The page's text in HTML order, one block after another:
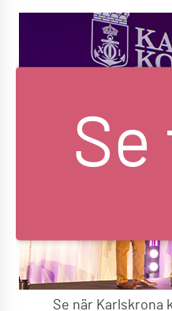
Se
Se när Karlskrona